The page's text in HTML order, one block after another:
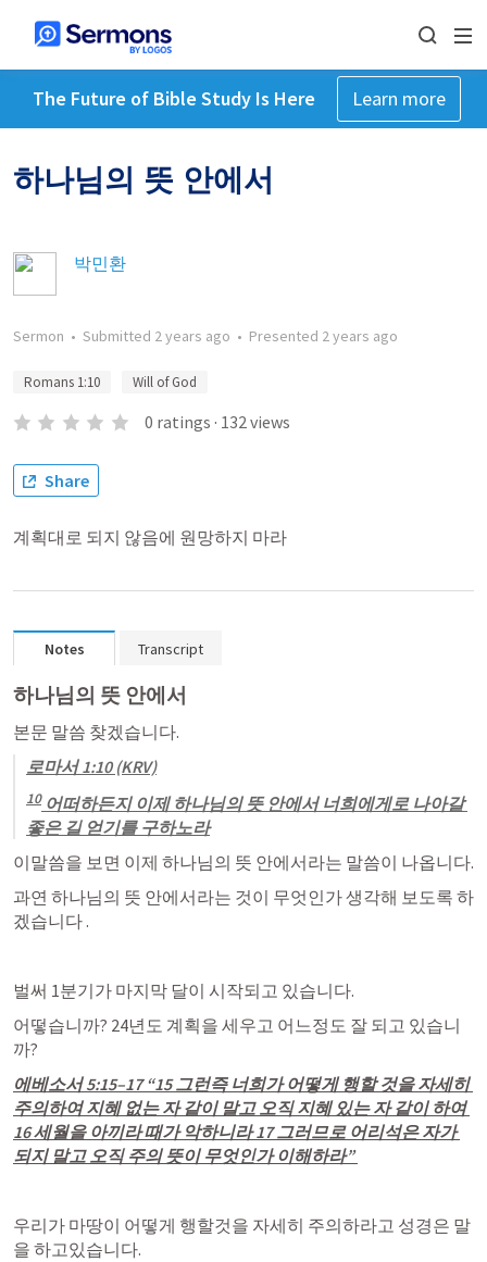
The Future of Bible Study Is Here Learn more
하나님의 뜻 안에서
박민환
Sermon • Submitted 2 years ago • Presented 2 years ago
Romans 1:10 Will of God
0 ratings · 132views
Share
계획대로 되지 않음에 원망하지 마라
Notes Transcript
하나님의 뜻 안에서
본문 말씀 찾겠습니다.
로마서 1:10 (KRV)
10 어떠하든지 이제 하나님의 뜻 안에서 너희에게로 나아갈
좋은 길 얻기를 구하노라
이말씀을 보면 이제 하나님의 뜻 안에서라는 말씀이 나옵니다.
과연 하나님의 뜻 안에서라는 것이 무엇인가 생각해 보도록 하
겠습니다 .
벌써 1분기가 마지막 달이 시작되고 있습니다.
어떻습니까? 24년도 계획을 세우고 어느정도 잘 되고 있습니
까?
에베소서 5:15–17 “15 그런즉 너희가 어떻게 행할 것을 자세히
주의하여 지혜 없는 자 같이 말고 오직 지혜 있는 자 같이 하여
16 세월을 아끼라 때가 악하니라 17 그러므로 어리석은 자가
되지 말고 오직 주의 뜻이 무엇인가 이해하라”
우리가 마땅이 어떻게 행할것을 자세히 주의하라고 성경은 말
을 하고있습니다.